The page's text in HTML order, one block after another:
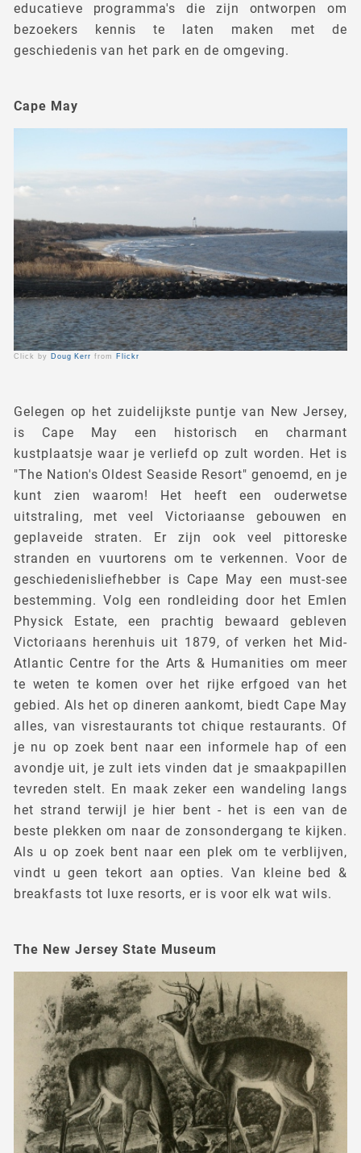
educatieve programma's die zijn ontworpen om
bezoekers kennis te laten maken met de
geschiedenis van het park en de omgeving.
Click by Doug Kerr from Flickr
Cape May
Gelegen op het zuidelijkste puntje van New Jersey,
is Cape May een historisch en charmant
kustplaatsje waar je verliefd op zult worden. Het is
"The Nation's Oldest Seaside Resort" genoemd, en je
kunt zien waarom! Het heeft een ouderwetse
uitstraling, met veel Victoriaanse gebouwen en
geplaveide straten. Er zijn ook veel pittoreske
stranden en vuurtorens om te verkennen. Voor de
geschiedenisliefhebber is Cape May een must-see
bestemming. Volg een rondleiding door het Emlen
Physick Estate, een prachtig bewaard gebleven
Victoriaans herenhuis uit 1879, of verken het Mid-
Atlantic Centre for the Arts & Humanities om meer
te weten te komen over het rijke erfgoed van het
gebied. Als het op dineren aankomt, biedt Cape May
alles, van visrestaurants tot chique restaurants. Of
je nu op zoek bent naar een informele hap of een
avondje uit, je zult iets vinden dat je smaakpapillen
tevreden stelt. En maak zeker een wandeling langs
het strand terwijl je hier bent - het is een van de
beste plekken om naar de zonsondergang te kijken.
Als u op zoek bent naar een plek om te verblijven,
vindt u geen tekort aan opties. Van kleine bed &
breakfasts tot luxe resorts, er is voor elk wat wils.
The New Jersey State Museum